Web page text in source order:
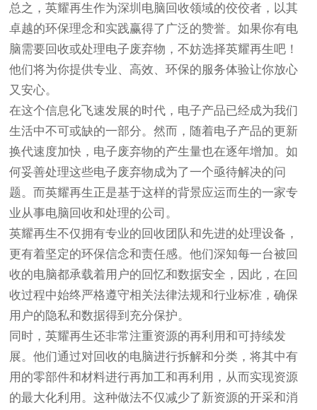
总之，英耀再生作为深圳电脑回收领域的佼佼者，以其
卓越的环保理念和实践赢得了广泛的赞誉。如果你有电
脑需要回收或处理电子废弃物，不妨选择英耀再生吧！
他们将为你提供专业、高效、环保的服务体验让你放心
又安心。
在这个信息化飞速发展的时代，电子产品已经成为我们
生活中不可或缺的一部分。然而，随着电子产品的更新
换代速度加快，电子废弃物的产生量也在逐年增加。如
何妥善处理这些电子废弃物成为了一个亟待解决的问
题。而英耀再生正是基于这样的背景应运而生的一家专
业从事电脑回收和处理的公司。
英耀再生不仅拥有专业的回收团队和先进的处理设备，
更有着坚定的环保信念和责任感。他们深知每一台被回
收的电脑都承载着用户的回忆和数据安全，因此，在回
收过程中始终严格遵守相关法律法规和行业标准，确保
用户的隐私和数据得到充分保护。
同时，英耀再生还非常注重资源的再利用和可持续发
展。他们通过对回收的电脑进行拆解和分类，将其中有
用的零部件和材料进行再加工和再利用，从而实现资源
的最大化利用。这种做法不仅减少了新资源的开采和消